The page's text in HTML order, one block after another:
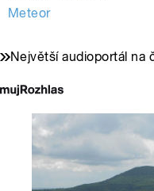
Meteor
Největší audioportál na